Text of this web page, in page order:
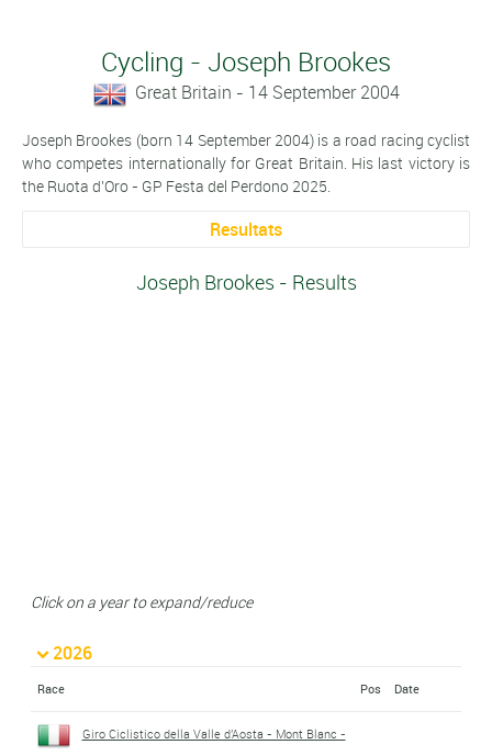
Cycling - Joseph Brookes
Great Britain - 14 September 2004
Joseph Brookes (born 14 September 2004) is a road racing cyclist
who competes internationally for Great Britain. His last victory is
the Ruota d'Oro - GP Festa del Perdono 2025.
Resultats
Joseph Brookes - Results
Click on a year to expand/reduce
2026
Race Pos Date
Giro Ciclistico della Valle d'Aosta - Mont Blanc -